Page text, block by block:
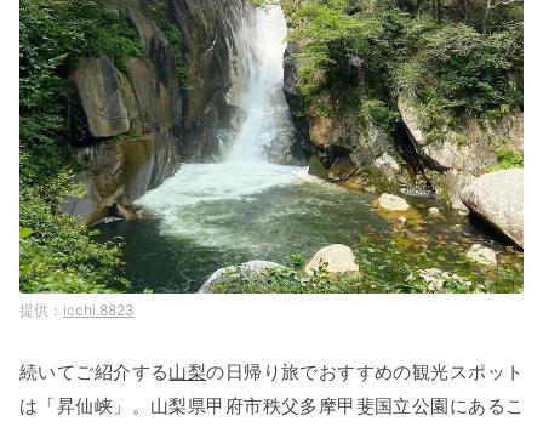
icchi.8823
続いてご紹介する山梨の日帰り旅でおすすめの観光スポット
は「昇仙峡」。山梨県甲府市秩父多摩甲斐国立公園にあるこ